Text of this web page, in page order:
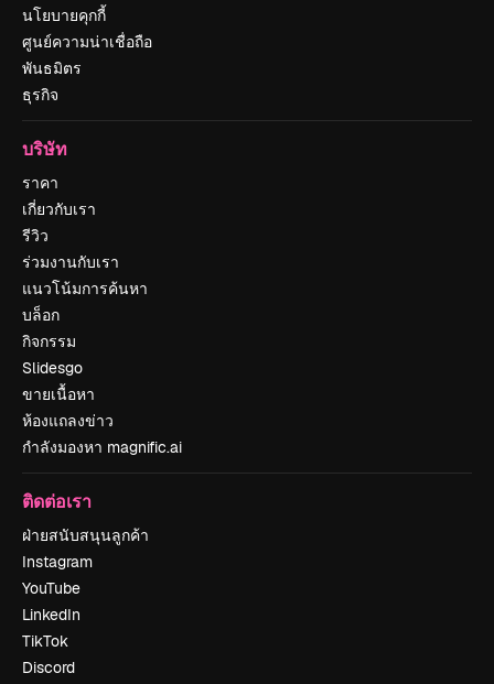
นโยบายคุกกี้
ศูนย์ความน่าเชื่อถือ
พันธมิตร
ธุรกิจ
บริษัท
ราคา
เกี่ยวกับเรา
รีวิว
ร่วมงานกับเรา
แนวโน้มการค้นหา
บล็อก
กิจกรรม
Slidesgo
ขายเนื้อหา
ห้องแถลงข่าว
กำลังมองหา magnific.ai
ติดต่อเรา
ฝ่ายสนับสนุนลูกค้า
Instagram
YouTube
LinkedIn
TikTok
Discord